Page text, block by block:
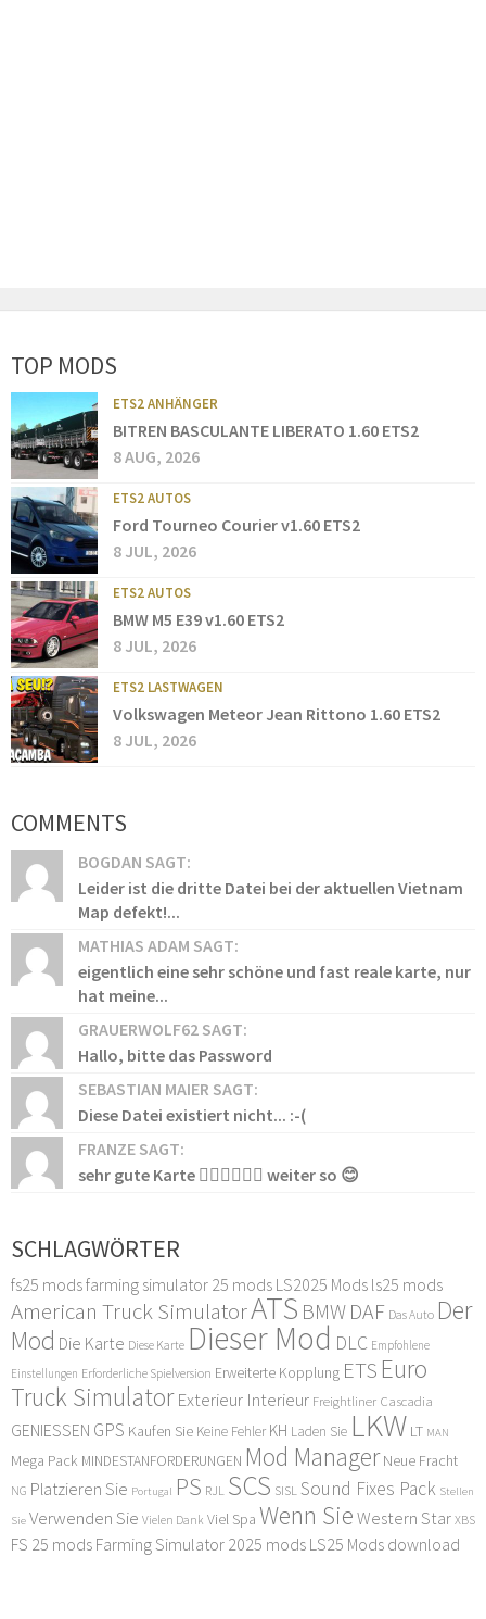
TOP MODS
ETS2 ANHÄNGER
BITREN BASCULANTE LIBERATO 1.60 ETS2
8 AUG, 2026
ETS2 AUTOS
Ford Tourneo Courier v1.60 ETS2
8 JUL, 2026
ETS2 AUTOS
BMW M5 E39 v1.60 ETS2
8 JUL, 2026
ETS2 LASTWAGEN
Volkswagen Meteor Jean Rittono 1.60 ETS2
8 JUL, 2026
COMMENTS
BOGDAN SAGT:
Leider ist die dritte Datei bei der aktuellen Vietnam
Map defekt!...
MATHIAS ADAM SAGT:
eigentlich eine sehr schöne und fast reale karte, nur
hat meine...
GRAUERWOLF62 SAGT:
Hallo, bitte das Password
SEBASTIAN MAIER SAGT:
Diese Datei existiert nicht... :-(
FRANZE SAGT:
sehr gute Karte 👍🏻👍🏻👍🏻 weiter so 😊
SCHLAGWÖRTER
fs25 modsfarming simulator 25 mods LS2025 Mods ls25 mods
American Truck SimulatorATS BMW DAF Das Auto Der
Mod Die Karte Diese Karte Dieser Mod DLC Empfohlene
Einstellungen Erforderliche Spielversion Erweiterte Kopplung ETS Euro
Truck Simulator Exterieur Interieur Freightliner Cascadia
GENIESSEN GPS Kaufen Sie Keine Fehler KH Laden Sie LKW LT MAN
Mega Pack MINDESTANFORDERUNGEN Mod Manager Neue Fracht
NG Platzieren Sie Portugal PS RJL SCS SISLSound Fixes Pack Stellen
Sie Verwenden Sie Vielen Dank Viel Spa Wenn Sie Western Star XBS
FS 25 mods Farming Simulator 2025 mods LS25 Mods download